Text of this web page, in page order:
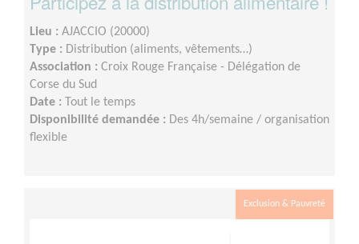
Lieu : AJACCIO (20000)
Type : Distribution (aliments, vêtements…)
Association : Croix Rouge Française - Délégation de
Corse du Sud
Date : Tout le temps
Disponibilité demandée : Des 4h/semaine / organisation
flexible
Exclusion & Pauvreté